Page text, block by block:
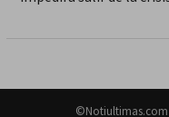
©Notiultimas.com